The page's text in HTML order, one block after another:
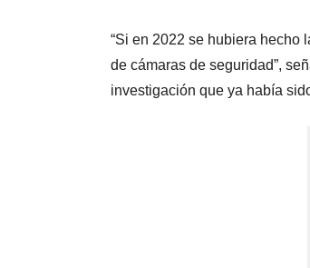
“Si en 2022 se hubiera hecho
de cámaras de seguridad”,
investigación que ya había